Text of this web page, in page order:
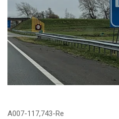
A007-117,743-Re